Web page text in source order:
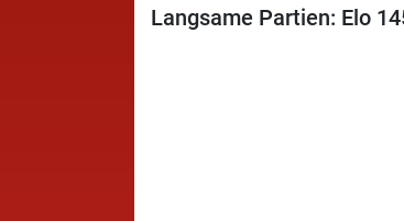
Langsame Partien: Elo